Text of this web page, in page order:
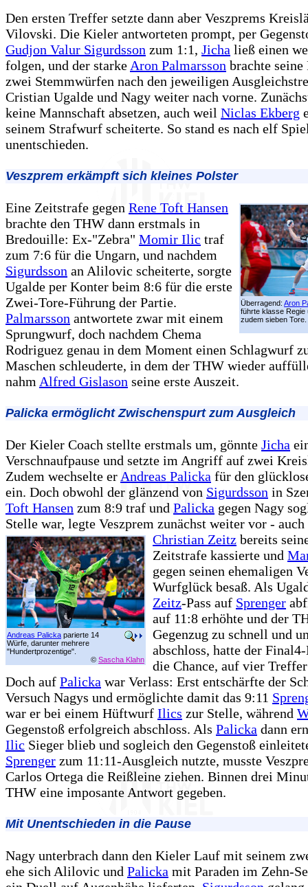
Den ersten Treffer setzte dann aber Veszprems
Vilovski. Die Kieler antworteten prompt, per
Gudjon Valur Sigurdsson zum 1:1, Jicha ließ einen
folgen, und der starke Aron Palmarsson brachte
zwei Stemmwürfen nach den jeweiligen
Cristian Ugalde und Nagy weiter nach vorne.
keine Mannschaft absetzen, auch weil Niclas Ekberg
seinem Strafwurf scheiterte. So stand es nach elf
unentschieden.
Veszprem erkämpft sich kleines Polster
Überragend: Aron
führte klasse Regie
zudem sieben Tore.
Eine Zeitstrafe gegen Rene Toft Hansen
brachte den THW dann erstmals in
Bredouille: Ex-"Zebra" Momir Ilic traf
zum 7:6 für die Ungarn, und nachdem
Sigurdsson an Alilovic scheiterte, sorgte
Ugalde per Konter beim 8:6 für die erste
Zwei-Tore-Führung der Partie.
Palmarsson antwortete zwar mit einem
Sprungwurf, doch nachdem Chema
Rodriguez genau in dem Moment einen Schlagwurf
Maschen schleuderte, in dem der THW wieder
nahm Alfred Gislason seine erste Auszeit.
Palicka ermöglicht Zwischenspurt zum Ausgleich
Der Kieler Coach stellte erstmals um, gönnte Jicha
Verschnaufpause und setzte im Angriff auf zwei
Zudem wechselte er Andreas Palicka für den
ein. Doch obwohl der glänzend von Sigurdsson in
Toft Hansen zum 8:9 traf und Palicka gegen Nagy
Stelle war, legte Veszprem zunächst weiter vor -
Christian Zeitz bereits
Andreas Palicka parierte 14
Würfe, darunter mehrere
"Hundertprozentige".
© Sascha Klahn
Zeitstrafe kassierte und
gegen seinen ehemaligen
Wurfglück besaß. Als
Zeitz-Pass auf Sprenger
auf 11:8 erhöhte und der
Gegenzug zu schnell und
abschloss, hatte der
die Chance, auf vier
Doch auf Palicka war Verlass: Erst entschärfte der
Versuch Nagys und ermöglichte damit das 9:11
war er bei einem Hüftwurf Ilics zur Stelle, während
Gegenstoß erfolgreich abschloss. Als Palicka dann
Ilic Sieger blieb und sogleich den Gegenstoß
Sprenger zum 11:11-Ausgleich nutzte, musste
Carlos Ortega die Reißleine ziehen. Binnen drei
THW eine imposante Antwort gegeben.
Mit Unentschieden in die Pause
Nagy unterbrach dann den Kieler Lauf mit seinem
ehe sich Alilovic und Palicka mit Paraden im Zehn-